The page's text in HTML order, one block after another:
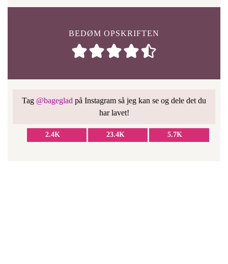
BEDØM OPSKRIFTEN
Tag @bageglad på Instagram så jeg kan se og dele det du
har lavet!
2.4K 23.4K 5.7K